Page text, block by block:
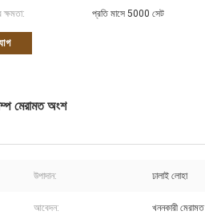
ক্ষমতা:
প্রতি মাসে 5000 সেট
মেরামত অংশ
উপাদান: ঢালাই লোহা
আবেদন: খননকারী মেরামত